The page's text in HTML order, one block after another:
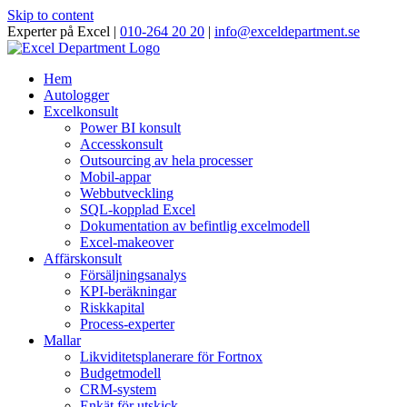
Skip to content
Experter på Excel | 010-264 20 20 | info@exceldepartment.se
Hem
Autologger
Excelkonsult
Power BI konsult
Accesskonsult
Outsourcing av hela processer
Mobil-appar
Webbutveckling
SQL-kopplad Excel
Dokumentation av befintlig excelmodell
Excel-makeover
Affärskonsult
Försäljningsanalys
KPI-beräkningar
Riskkapital
Process-experter
Mallar
Likviditetsplanerare för Fortnox
Budgetmodell
CRM-system